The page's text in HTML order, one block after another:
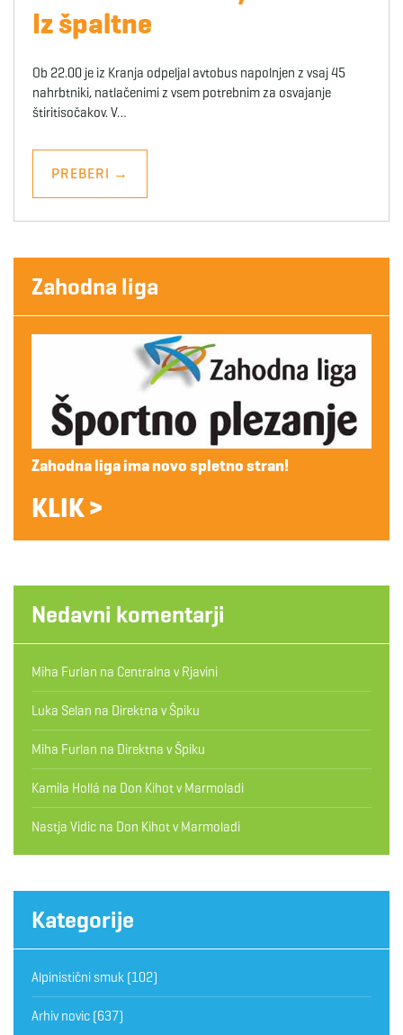
Iz špaltne
Ob 22.00 je iz Kranja odpeljal avtobus napolnjen z vsaj 45
nahrbtniki, natlačenimi z vsem potrebnim za osvajanje
štiritisočakov. V…
PREBERI →
Zahodna liga
Zahodna liga ima novo spletno stran!
KLIK >
Nedavni komentarji
Miha Furlan na Centralna v Rjavini
Luka Selan na Direktna v Špiku
Miha Furlan na Direktna v Špiku
Kamila Hollá na Don Kihot v Marmoladi
Nastja Vidic na Don Kihot v Marmoladi
Kategorije
Alpinistični smuk (102)
Arhiv novic (637)